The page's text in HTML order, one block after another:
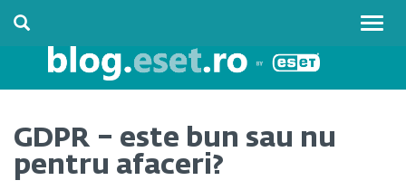
GDPR – este bun sau nu
pentru afaceri?